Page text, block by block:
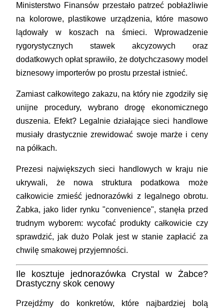
Ministerstwo Finansów przestało patrzeć pobłażliwie
na kolorowe, plastikowe urządzenia, które masowo
lądowały w koszach na śmieci. Wprowadzenie
rygorystycznych stawek akcyzowych oraz
dodatkowych opłat sprawiło, że dotychczasowy model
biznesowy importerów po prostu przestał istnieć.
Zamiast całkowitego zakazu, na który nie zgodziły się
unijne procedury, wybrano drogę ekonomicznego
duszenia. Efekt? Legalnie działające sieci handlowe
musiały drastycznie zrewidować swoje marże i ceny
na półkach.
Prezesi największych sieci handlowych w kraju nie
ukrywali, że nowa struktura podatkowa może
całkowicie zmieść jednorazówki z legalnego obrotu.
Żabka, jako lider rynku "convenience", stanęła przed
trudnym wyborem: wycofać produkty całkowicie czy
sprawdzić, jak dużo Polak jest w stanie zapłacić za
chwilę smakowej przyjemności.
Ile kosztuje jednorazówka Crystal w Żabce?
Drastyczny skok cenowy
Przejdźmy do konkretów, które najbardziej bolą